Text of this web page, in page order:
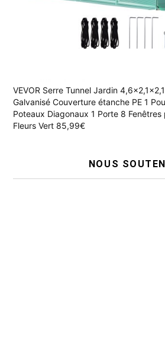
VEVOR Serre Tunnel Jardin
Galvanisé Couverture étanche PE 1
Poteaux Diagonaux 1 Porte 8
Fleurs Vert 85,99€
NOUS